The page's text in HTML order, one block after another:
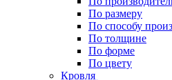
По размеру
По способу
По толщине
По форме
По цвету
Кровля